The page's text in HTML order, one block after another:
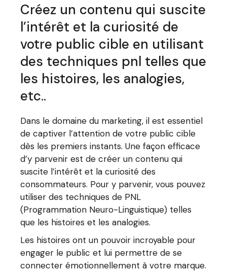
Créez un contenu qui suscite
l’intérêt et la curiosité de
votre public cible en utilisant
des techniques pnl telles que
les histoires, les analogies,
etc..
Dans le domaine du marketing, il est essentiel
de captiver l’attention de votre public cible
dès les premiers instants. Une façon efficace
d’y parvenir est de créer un contenu qui
suscite l’intérêt et la curiosité des
consommateurs. Pour y parvenir, vous pouvez
utiliser des techniques de PNL
(Programmation Neuro-Linguistique) telles
que les histoires et les analogies.
Les histoires ont un pouvoir incroyable pour
engager le public et lui permettre de se
connecter émotionnellement à votre marque.